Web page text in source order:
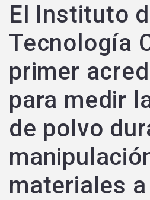
El Instituto
Tecnología
primer
para medir
de polvo
materiales a